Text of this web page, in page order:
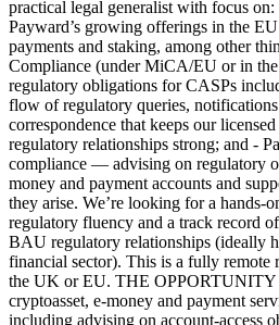
practical legal generalist with focus
Payward’s growing offerings in the
payments and staking, among other
Compliance (under MiCA/EU or in
regulatory obligations for CASPs
flow of regulatory queries,
correspondence that keeps our
regulatory relationships strong; and -
compliance — advising on regulatory
money and payment accounts and
they arise. We’re looking for a hands-
regulatory fluency and a track record
BAU regulatory relationships (ideally
financial sector). This is a fully
the UK or EU. THE OPPORTUNITY
cryptoasset, e-money and payment
including advising on account-access